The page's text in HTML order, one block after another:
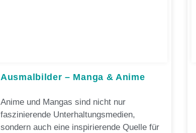
Ausmalbilder – Manga & Anime
Anime und Mangas sind nicht nur
faszinierende Unterhaltungsmedien,
sondern auch eine inspirierende Quelle für